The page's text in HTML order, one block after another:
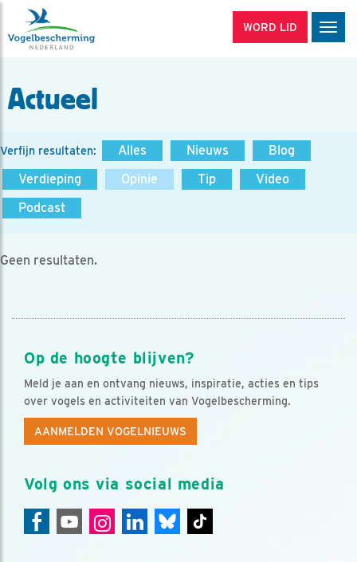
WORD LID
Actueel
Verfijn resultaten: Alles Nieuws
Blog
Verdieping
Opinie Tip
Video
Podcast
Geen resultaten.
Op de hoogte blijven?
Meld je aan en ontvang nieuws, inspiratie, acties en tips
over vogels en activiteiten van Vogelbescherming.
AANMELDEN VOGELNIEUWS
Volg ons via social media